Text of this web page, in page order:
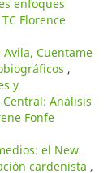
enfoques
Florence
Avila, Cuentame
,
y
Análisis
Fonfe
el New
cardenista ,